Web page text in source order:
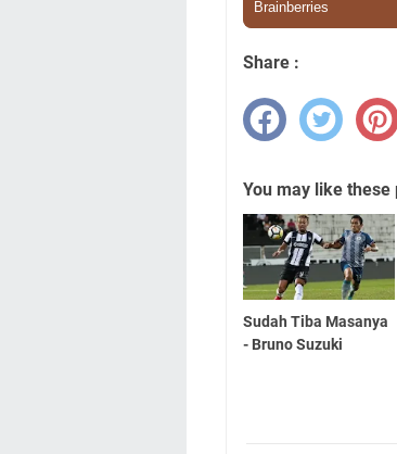
Share :
You may like these
Sudah Tiba Masanya
- Bruno Suzuki